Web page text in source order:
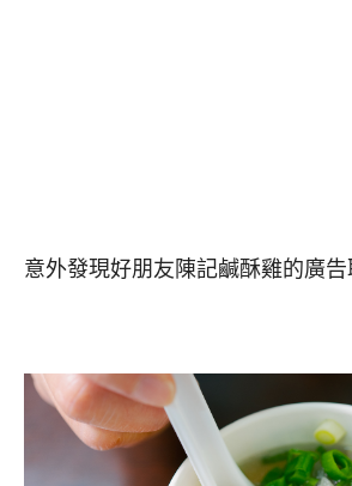
意外發現好朋友陳記鹹酥雞的廣告